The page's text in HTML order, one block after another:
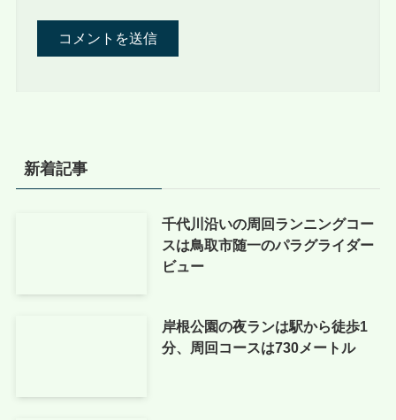
新着記事
千代川沿いの周回ランニングコー
スは鳥取市随一のパラグライダー
ビュー
岸根公園の夜ランは駅から徒歩1
分、周回コースは730メートル